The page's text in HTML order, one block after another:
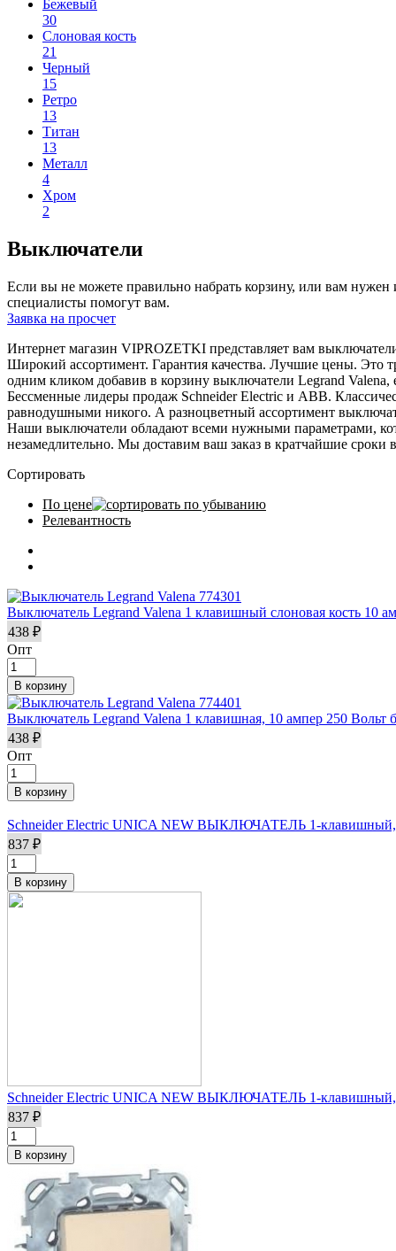
Apply Цветные filter
Бежевый
30
Apply Бежевый filter
Слоновая кость
21
Apply Слоновая кость filter
Черный
15
Apply Черный filter
Ретро
13
Apply Ретро filter
Титан
13
Apply Титан filter
Металл
4
Apply Металл filter
Хром
2
Выключатели
Если вы не можете правильно набрать корзину, или вам
специалисты помогут вам.
Заявка на просчет
Интернет магазин VIPROZETKI представляет вам
Широкий ассортимент. Гарантия качества. Лучшие цены. Это
одним кликом добавив в корзину выключатели Legrand
Бессменные лидеры продаж Schneider Electric и ABB.
равнодушными никого. А разноцветный ассортимент
Наши выключатели обладают всеми нужными параметрами,
незамедлительно. Мы доставим ваш заказ в кратчайшие сроки
Сортировать
По цене
Релевантность
Выключатель Legrand Valena 1 клавишный слоновая кость 10
438 ₽
Опт
Выключатель Legrand Valena 1 клавишная, 10 ампер 250 Вольт
438 ₽
Опт
Schneider Electric UNICA NEW ВЫКЛЮЧАТЕЛЬ 1-
837 ₽
Schneider Electric UNICA NEW ВЫКЛЮЧАТЕЛЬ 1-
837 ₽